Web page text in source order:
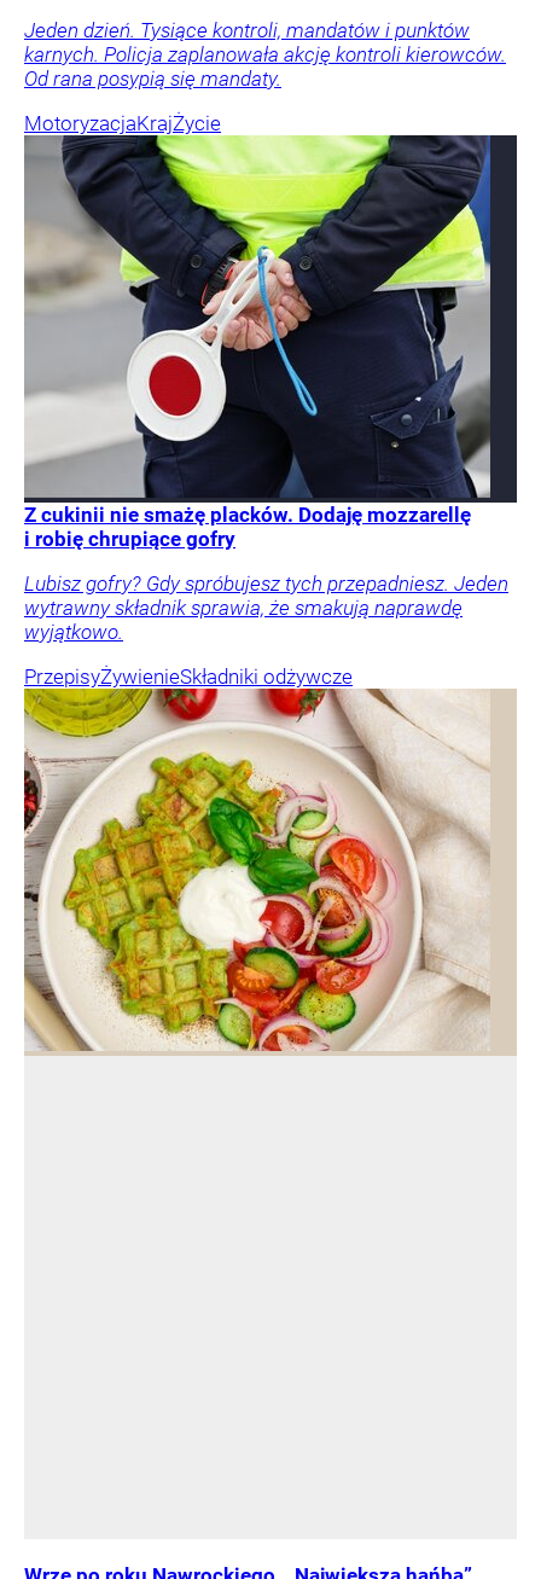
Jeden dzień. Tysiące kontroli, mandatów i punktów
karnych. Policja zaplanowała akcję kontroli kierowców.
Od rana posypią się mandaty.
MotoryzacjaKrajŻycie
Z cukinii nie smażę placków. Dodaję mozzarellę
i robię chrupiące gofry
Lubisz gofry? Gdy spróbujesz tych przepadniesz. Jeden
wytrawny składnik sprawia, że smakują naprawdę
wyjątkowo.
PrzepisyŻywienieSkładniki odżywcze